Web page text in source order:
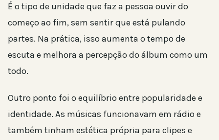
É o tipo de unidade que faz a pessoa ouvir do
começo ao fim, sem sentir que está pulando
partes. Na prática, isso aumenta o tempo de
escuta e melhora a percepção do álbum como um
todo.
Outro ponto foi o equilíbrio entre popularidade e
identidade. As músicas funcionavam em rádio e
também tinham estética própria para clipes e